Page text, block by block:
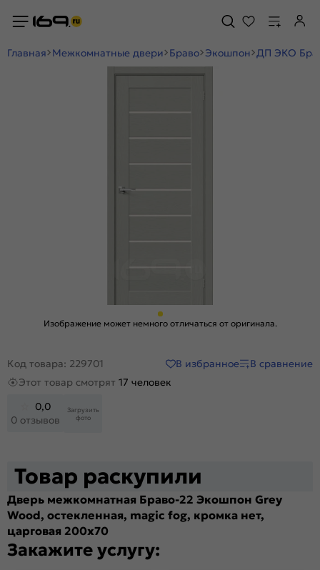
Главная Межкомнатные двери Браво Экошпон ДП ЭКО
Изображение может немного отличаться от оригинала.
Код товара: 229701 В избранное
В сравнение
Этот товар смотрят 17 человек
0,0
0 отзывов
Загрузить
фото
Товар раскупили
Дверь межкомнатная Браво-22 Экошпон Grey
Wood, остекленная, magic fog, кромка нет,
царговая 200x70
Закажите услугу: